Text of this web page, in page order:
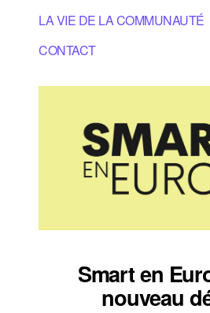
LA VIE DE LA COMMUNAUTÉ
CONTACT
Smart en
nouveau